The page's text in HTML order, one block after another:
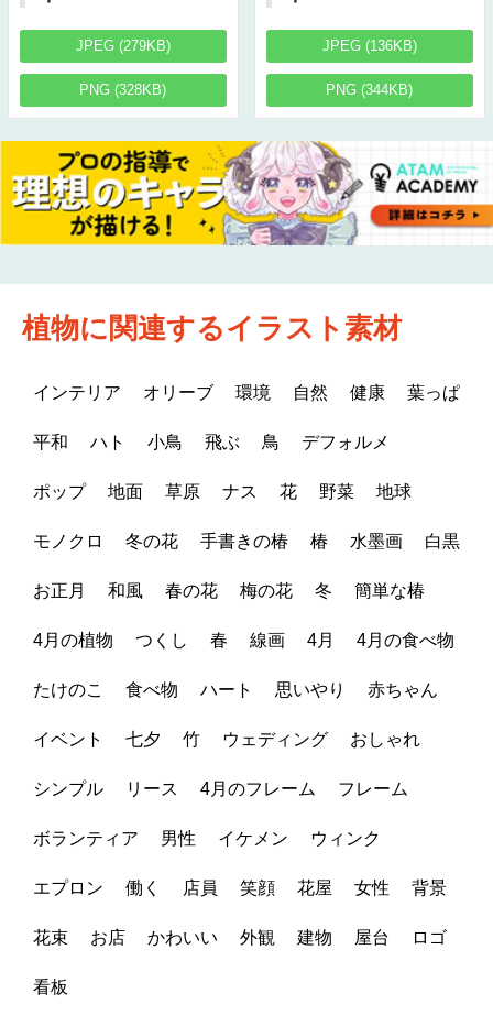
JPEG (279KB)
PNG (328KB)
JPEG (136KB)
PNG (344KB)
植物に関連するイラスト素材
インテリア オリーブ 環境 自然 健康 葉っぱ
平和 ハト 小鳥 飛ぶ 鳥 デフォルメ
ポップ 地面 草原 ナス 花 野菜 地球
モノクロ 冬の花 手書きの椿 椿 水墨画 白黒
お正月 和風 春の花 梅の花 冬 簡単な椿
4月の植物 つくし 春 線画 4月 4月の食べ物
たけのこ 食べ物 ハート 思いやり 赤ちゃん
イベント 七夕 竹 ウェディング おしゃれ
シンプル リース 4月のフレーム フレーム
ボランティア 男性 イケメン ウィンク
エプロン 働く 店員 笑顔 花屋 女性 背景
花束 お店 かわいい 外観 建物 屋台 ロゴ
看板